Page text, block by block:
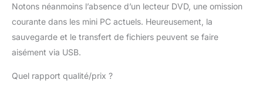
Notons néanmoins l’absence d’un lecteur DVD, une omission
courante dans les mini PC actuels. Heureusement, la
sauvegarde et le transfert de fichiers peuvent se faire
aisément via USB.
Quel rapport qualité/prix ?